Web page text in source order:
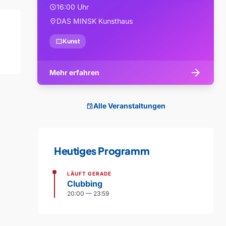
schedule16:00 Uhr
location_onDAS MINSK Kunsthaus
confirmation_numberKunst
Mehr erfahren arrow_forward
eventAlle Veranstaltungen
Heutiges Programm
LÄUFT GERADE
Clubbing
20:00 — 23:59